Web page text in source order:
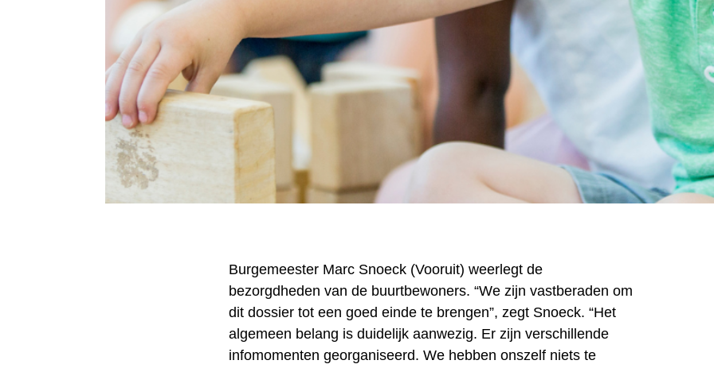
Burgemeester Marc Snoeck (Vooruit) weerlegt de
bezorgdheden van de buurtbewoners. “We zijn vastberaden om
dit dossier tot een goed einde te brengen”, zegt Snoeck. “Het
algemeen belang is duidelijk aanwezig. Er zijn verschillende
infomomenten georganiseerd. We hebben onszelf niets te